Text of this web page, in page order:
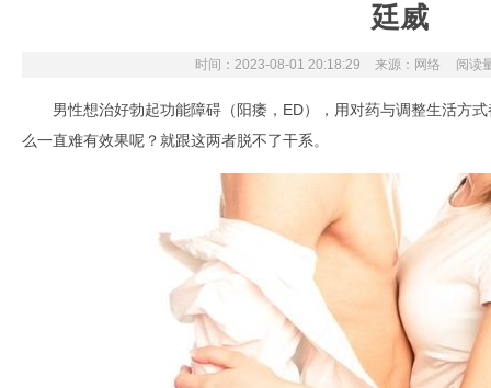
廷威
时间：2023-08-01 20:18:29 来源：网络 阅读
男性想治好勃起功能障碍（阳痿，ED），用对药与调整生活方
么一直难有效果呢？就跟这两者脱不了干系。